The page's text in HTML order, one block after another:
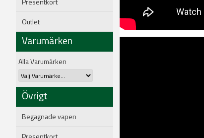
Outlet
Varumärken
Alla Varumärken
Övrigt
Begagnade vapen